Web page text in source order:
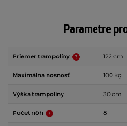
Parametre
Priemer trampolíny 122 cm
Maximálna nosnosť 100 kg
Výška trampolíny 30 cm
Počet nôh 8